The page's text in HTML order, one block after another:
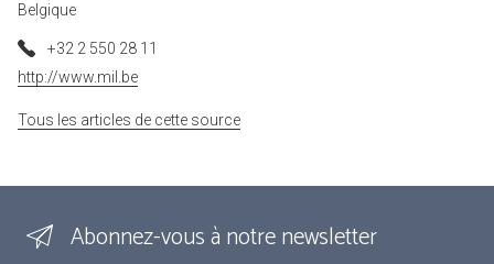
Belgique
+32 2 550 28 11
http://www.mil.be
Tous les articles de cette source
Abonnez-vous à notre newsletter